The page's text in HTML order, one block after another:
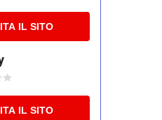
IL SITO
IL SITO